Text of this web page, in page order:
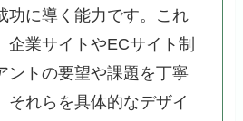
功に導く能力です。これ
企業サイトやECサイト制
ントの要望や課題を丁寧
それらを具体的なデザイ